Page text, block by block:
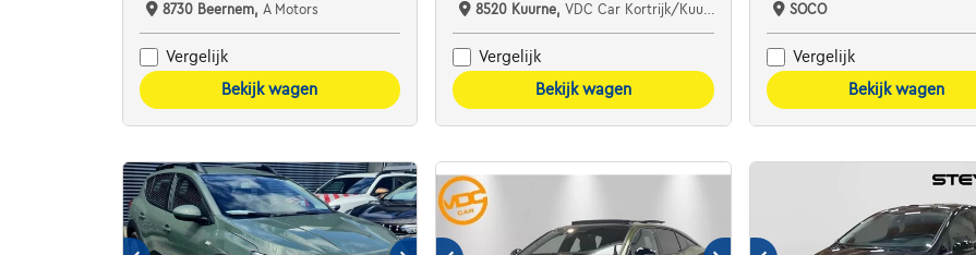
8730 Beernem, A Motors
Vergelijk
Bekijk wagen
8520 Kuurne,VDC Car Kortrijk/Kuurne
Vergelijk
Bekijk wagen
SOCO
Vergelijk
Bekijk wagen